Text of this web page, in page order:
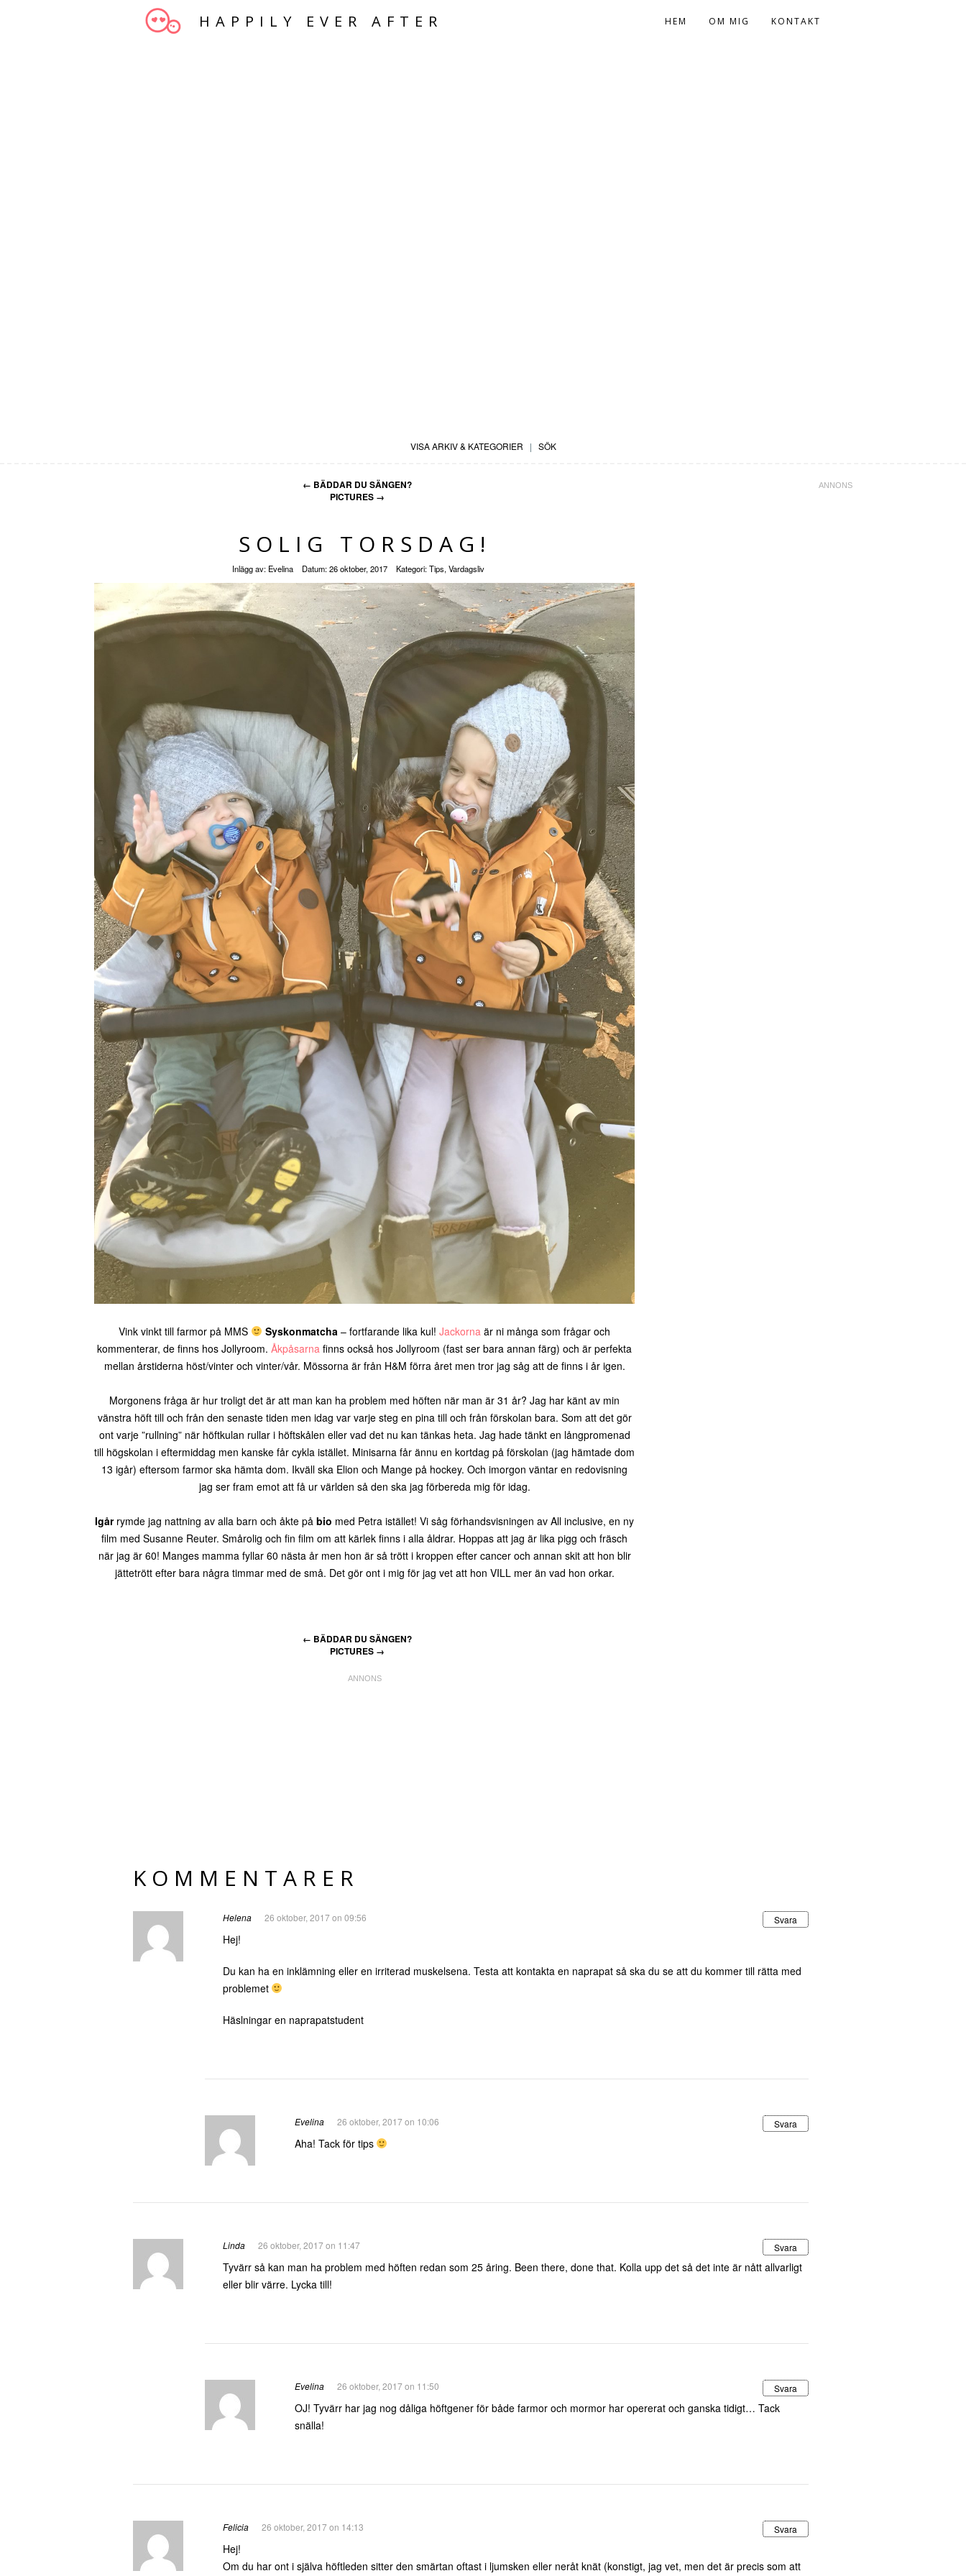
HAPPILY EVER AFTER HEM OM MIG KONTAKT
VISA ARKIV & KATEGORIER | SÖK
← BÄDDAR DU SÄNGEN?
PICTURES →
SOLIG TORSDAG!
Inlägg av: Evelina Datum:26 oktober, 2017 Kategori:Tips, Vardagsliv
Vink vinkt till farmor på MMS Syskonmatcha – fortfarande lika kul! Jackorna är ni många som frågar och
kommenterar, de finns hos Jollyroom. Åkpåsarna finns också hos Jollyroom (fast ser bara annan färg) och är perfekta
mellan årstiderna höst/vinter och vinter/vår. Mössorna är från H&M förra året men tror jag såg att de finns i år igen.
Morgonens fråga är hur troligt det är att man kan ha problem med höften när man är 31 år? Jag har känt av min
vänstra höft till och från den senaste tiden men idag var varje steg en pina till och från förskolan bara. Som att det gör
ont varje ”rullning” när höftkulan rullar i höftskålen eller vad det nu kan tänkas heta. Jag hade tänkt en långpromenad
till högskolan i eftermiddag men kanske får cykla istället. Minisarna får ännu en kortdag på förskolan (jag hämtade dom
13 igår) eftersom farmor ska hämta dom. Ikväll ska Elion och Mange på hockey. Och imorgon väntar en redovisning
jag ser fram emot att få ur världen så den ska jag förbereda mig för idag.
Igårrymde jag nattning av alla barn och åkte på bio med Petra istället! Vi såg förhandsvisningen av All inclusive, en ny
film med Susanne Reuter. Smårolig och fin film om att kärlek finns i alla åldrar. Hoppas att jag är lika pigg och fräsch
när jag är 60! Manges mamma fyllar 60 nästa år men hon är så trött i kroppen efter cancer och annan skit att hon blir
jättetrött efter bara några timmar med de små. Det gör ont i mig för jag vet att hon VILL mer än vad hon orkar.
← BÄDDAR DU SÄNGEN?
PICTURES →
KOMMENTARER
Helena 26 oktober, 2017 on 09:56 Svara
Hej!
Du kan ha en inklämning eller en irriterad muskelsena. Testa att kontakta en naprapat så ska du se att du kommer till rätta med
problemet
Häslningar en naprapatstudent
Evelina 26 oktober, 2017 on 10:06 Svara
Aha! Tack för tips
Linda 26 oktober, 2017 on 11:47 Svara
Tyvärr så kan man ha problem med höften redan som 25 åring. Been there, done that. Kolla upp det så det inte är nått allvarligt
eller blir värre. Lycka till!
Evelina 26 oktober, 2017 on 11:50 Svara
OJ! Tyvärr har jag nog dåliga höftgener för både farmor och mormor har opererat och ganska tidigt… Tack
snälla!
Felicia 26 oktober, 2017 on 14:13 Svara
Hej!
Om du har ont i själva höftleden sitter den smärtan oftast i ljumsken eller neråt knät (konstigt, jag vet, men det är precis som att